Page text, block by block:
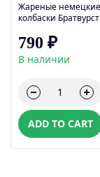
Жареные немецкие
колбаски Братвурст
тушеной капустой
Мюнхен, соусом и
булочкой
790 ₽
В наличии
ADD TO CART